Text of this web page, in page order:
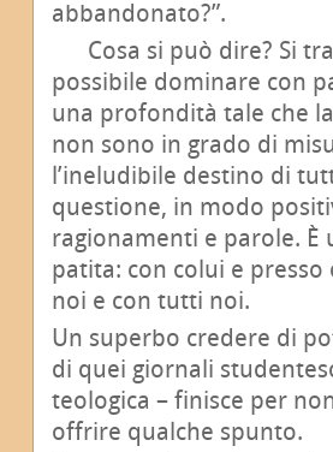
abbandonato?”.
Cosa si può dire? Si
possibile dominare con
una profondità tale che
non sono in grado di
l’ineludibile destino di
questione, in modo
ragionamenti e parole. È
patita: con colui e
noi e con tutti noi.
Un superbo credere di
di quei giornali
teologica – finisce per
offrire qualche spunto.